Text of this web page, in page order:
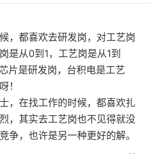
，都喜欢去研发岗，对工艺岗
是从0到1，工艺岗是从1到
片是研发岗，台积电是工艺
！
，在找工作的时候，都喜欢扎
，其实去工艺岗也不见得就没
争，也许是另一种更好的解。